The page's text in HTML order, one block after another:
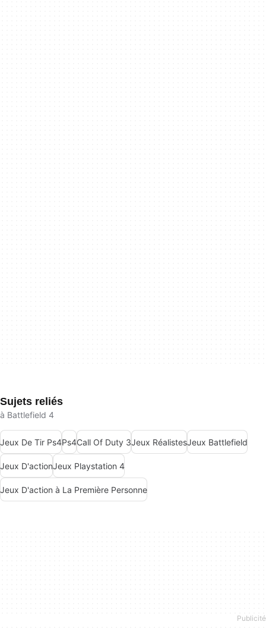
Sujets reliés
à Battlefield 4
Jeux De Tir Ps4Ps4Call Of Duty 3Jeux RéalistesJeux Battlefield
Jeux D'actionJeux Playstation 4
Jeux D'action à La Première Personne